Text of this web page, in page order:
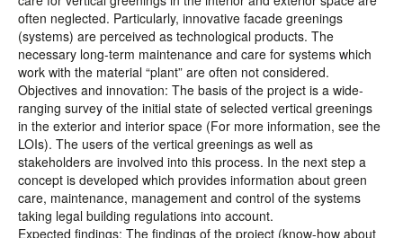
often neglected. Particularly, innovative facade greenings
(systems) are perceived as technological products. The
necessary long-term maintenance and care for systems which
work with the material “plant” are often not considered.
Objectives and innovation: The basis of the project is a wide-
ranging survey of the initial state of selected vertical greenings
in the exterior and interior space (For more information, see the
LOIs). The users of the vertical greenings as well as
stakeholders are involved into this process. In the next step a
concept is developed which provides information about green
care, maintenance, management and control of the systems
taking legal building regulations into account.
Expected findings: The findings of the project (know-how about